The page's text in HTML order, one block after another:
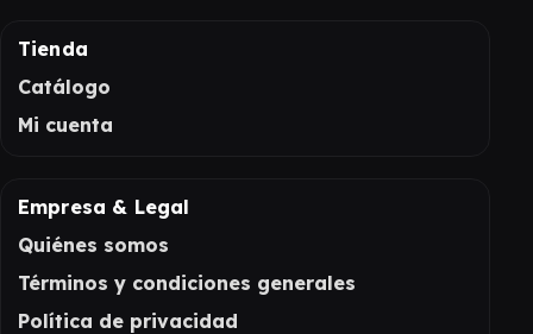
Tienda
Catálogo
Mi cuenta
Empresa & Legal
Quiénes somos
Términos y condiciones generales
Política de privacidad